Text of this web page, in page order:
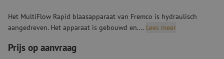
Het MultiFlow Rapid blaasapparaat van Fremco is hydraulisch
aangedreven. Het apparaat is gebouwd en.... Lees meer
Prijs op aanvraag